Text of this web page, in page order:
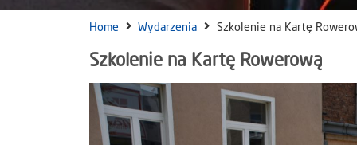
Home Wydarzenia Szkolenie na Kartę
Szkolenie na Kartę Rowerową